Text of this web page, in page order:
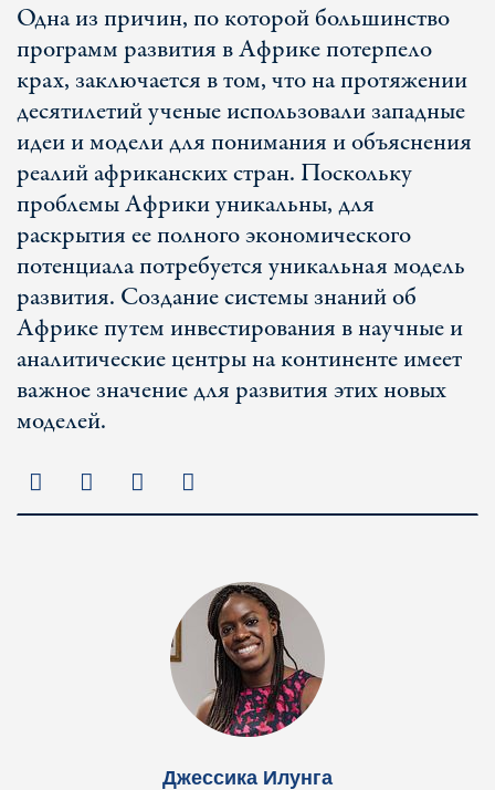
Одна из причин, по которой большинство
программ развития в Африке потерпело
крах, заключается в том, что на протяжении
десятилетий ученые использовали западные
идеи и модели для понимания и объяснения
реалий африканских стран. Поскольку
проблемы Африки уникальны, для
раскрытия ее полного экономического
потенциала потребуется уникальная модель
развития. Создание системы знаний об
Африке путем инвестирования в научные и
аналитические центры на континенте имеет
важное значение для развития этих новых
моделей.
Джессика Илунга